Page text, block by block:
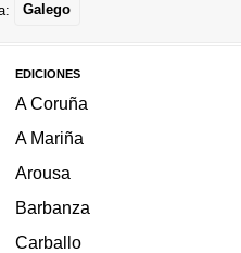
Galego
EDICIONES
A Coruña
A Mariña
Arousa
Barbanza
Carballo